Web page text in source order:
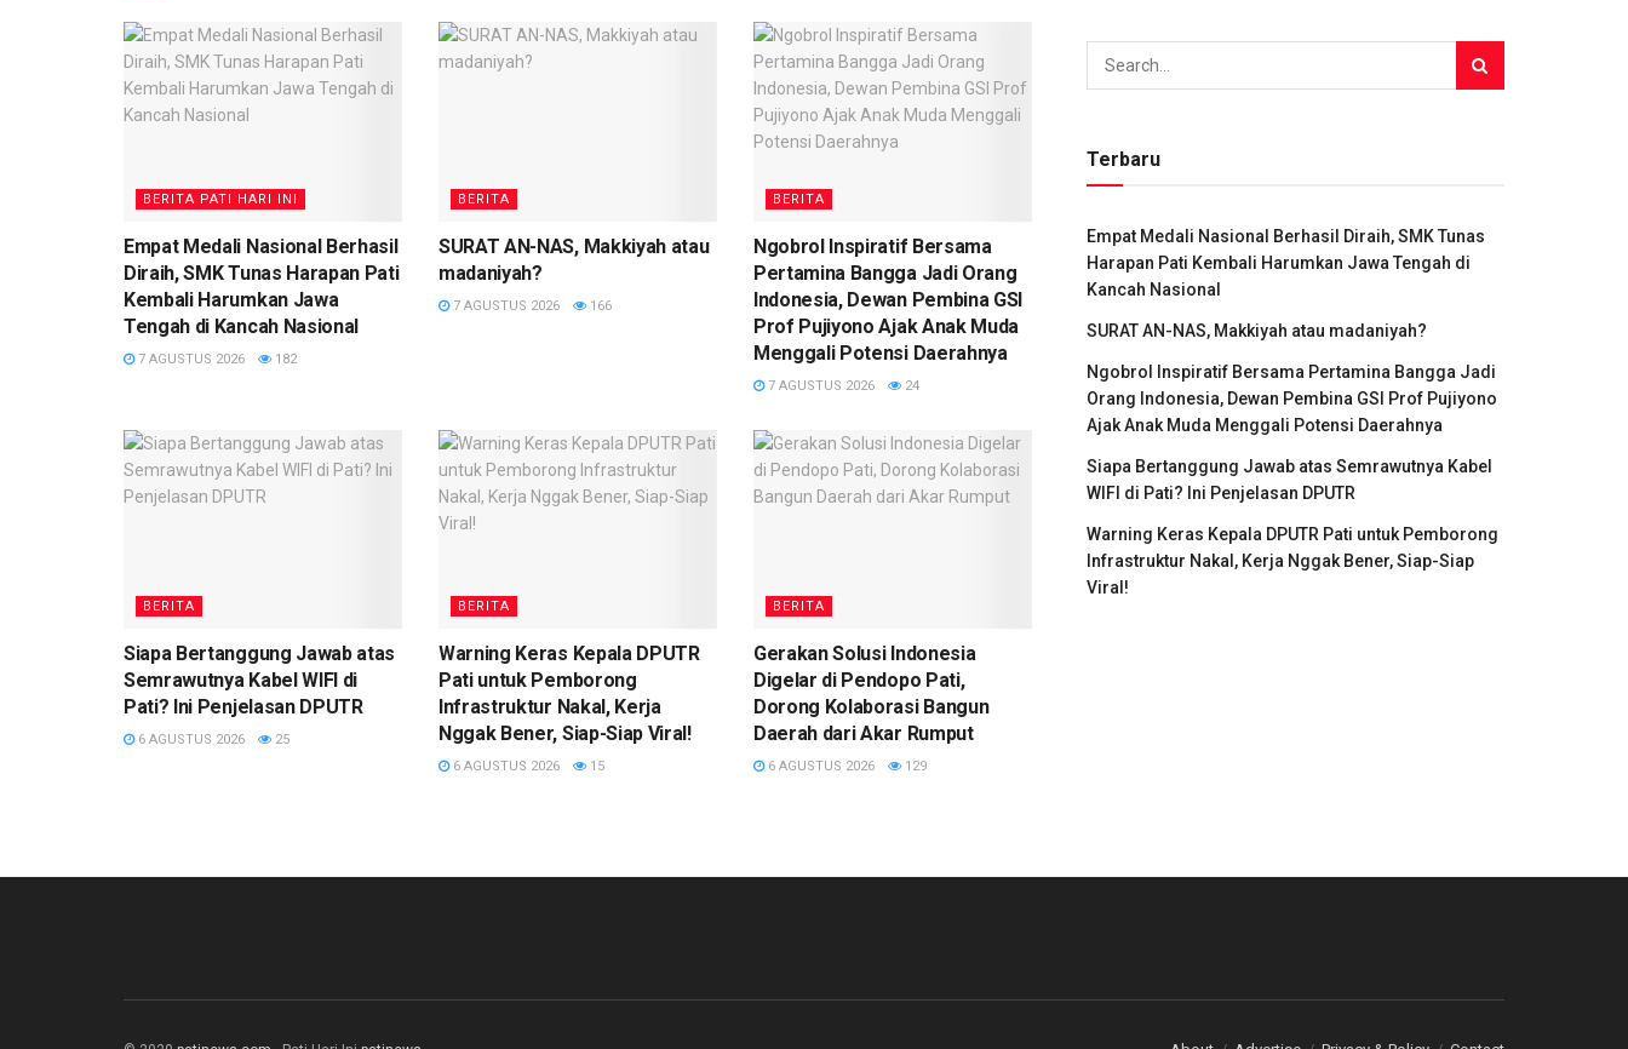
BERITA PATI HARI INI
Empat Medali Nasional Berhasil
Diraih, SMK Tunas Harapan Pati
Kembali Harumkan Jawa
Tengah di Kancah Nasional
7 AGUSTUS 2026 182
BERITA
SURAT AN-NAS, Makkiyah atau
madaniyah?
7 AGUSTUS 2026 166
BERITA
Ngobrol Inspiratif Bersama
Pertamina Bangga Jadi Orang
Indonesia, Dewan Pembina GSI
Prof Pujiyono Ajak Anak Muda
Menggali Potensi Daerahnya
7 AGUSTUS 2026 24
BERITA
Siapa Bertanggung Jawab atas
Semrawutnya Kabel WIFI di
Pati? Ini Penjelasan DPUTR
6 AGUSTUS 2026 25
BERITA
Warning Keras Kepala DPUTR
Pati untuk Pemborong
Infrastruktur Nakal, Kerja
Nggak Bener, Siap-Siap Viral!
6 AGUSTUS 2026 15
BERITA
Gerakan Solusi Indonesia
Digelar di Pendopo Pati,
Dorong Kolaborasi Bangun
Daerah dari Akar Rumput
6 AGUSTUS 2026 129
Terbaru
Empat Medali Nasional Berhasil Diraih, SMK Tunas
Harapan Pati Kembali Harumkan Jawa Tengah di
Kancah Nasional
SURAT AN-NAS, Makkiyah atau madaniyah?
Ngobrol Inspiratif Bersama Pertamina Bangga Jadi
Orang Indonesia, Dewan Pembina GSI Prof Pujiyono
Ajak Anak Muda Menggali Potensi Daerahnya
Siapa Bertanggung Jawab atas Semrawutnya Kabel
WIFI di Pati? Ini Penjelasan DPUTR
Warning Keras Kepala DPUTR Pati untuk Pemborong
Infrastruktur Nakal, Kerja Nggak Bener, Siap-Siap
Viral!